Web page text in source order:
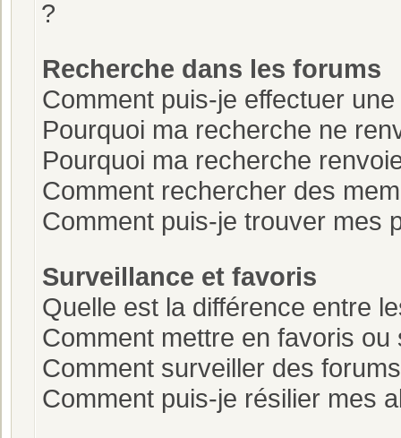
?
Recherche dans les forums
Comment puis-je effectuer
Pourquoi ma recherche ne
Pourquoi ma recherche
Comment rechercher des
Comment puis-je trouver mes
Surveillance et favoris
Quelle est la différence entre
Comment mettre en favoris
Comment surveiller des
Comment puis-je résilier mes